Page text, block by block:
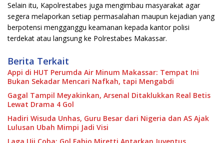
Selain itu, Kapolrestabes juga mengimbau masyarakat agar
segera melaporkan setiap permasalahan maupun kejadian yang
berpotensi mengganggu keamanan kepada kantor polisi
terdekat atau langsung ke Polrestabes Makassar.
Berita Terkait
Appi di HUT Perumda Air Minum Makassar: Tempat Ini
Bukan Sekadar Mencari Nafkah, tapi Mengabdi
Gagal Tampil Meyakinkan, Arsenal Ditaklukkan Real Betis
Lewat Drama 4 Gol
Hadiri Wisuda Unhas, Guru Besar dari Nigeria dan AS Ajak
Lulusan Ubah Mimpi Jadi Visi